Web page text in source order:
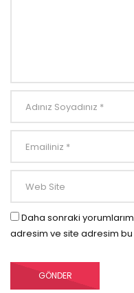
Daha sonraki
adresim ve site adresim bu